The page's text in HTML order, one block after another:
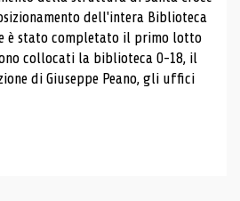
dell'intera Biblioteca
è stato completato il primo lotto
collocati la biblioteca 0-18, il
di Giuseppe Peano, gli uffici